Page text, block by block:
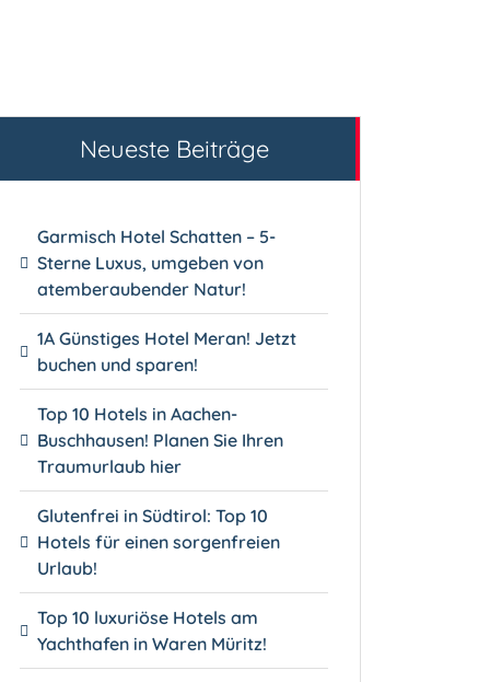
Neueste Beiträge
Garmisch Hotel Schatten – 5-
Sterne Luxus, umgeben von
atemberaubender Natur!
1A Günstiges Hotel Meran! Jetzt
buchen und sparen!
Top 10 Hotels in Aachen-
Buschhausen! Planen Sie Ihren
Traumurlaub hier
Glutenfrei in Südtirol: Top 10
Hotels für einen sorgenfreien
Urlaub!
Top 10 luxuriöse Hotels am
Yachthafen in Waren Müritz!